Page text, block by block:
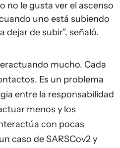
no le gusta ver el ascenso
uno está subiendo
dejar de subir”, señaló.
mucho. Cada
Es un problema
entre la responsabilidad
menos y los
con pocas
caso de SARSCov2 y